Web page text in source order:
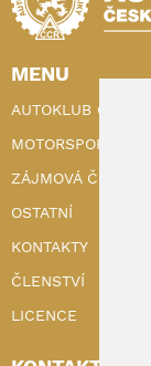
MENU
AUTOKLUB ČR
MOTORSPORT
ZÁJMOVÁ ČINNOST
OSTATNÍ
KONTAKTY
ČLENSTVÍ
LICENCE